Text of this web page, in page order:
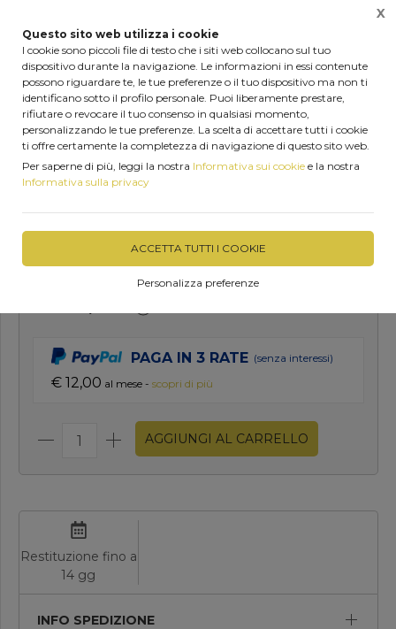
Questo sito web utilizza i cookie
I cookie sono piccoli file di testo che i siti web collocano sul tuo
dispositivo durante la navigazione. Le informazioni in essi contenute
possono riguardare te, le tue preferenze o il tuo dispositivo ma non ti
identificano sotto il profilo personale. Puoi liberamente prestare,
rifiutare o revocare il tuo consenso in qualsiasi momento,
personalizzando le tue preferenze. La scelta di accettare tutti i cookie
ti offre certamente la completezza di navigazione di questo sito web.
Per saperne di più, leggi la nostra Informativa sui cookie e la nostra
Informativa sulla privacy
ACCETTA TUTTI I COOKIE
Personalizza preferenze
X
Home Shop Sistema Tegole Onduvilla
TEGOLA ONDUVILLA 7PZ
(MQ2,17) ONDULINE ITALIA
DISPONIBILE IN 2 GIORNI
PAGA IN 3 RATE (senza interessi)
€ 12,00 al mese - scopri di più
AGGIUNGI AL CARRELLO
Restituzione fino a
14 gg
INFO SPEDIZIONE